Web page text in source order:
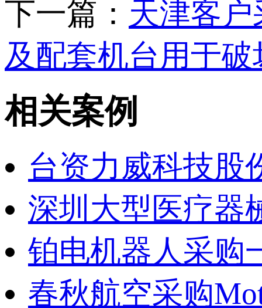
下一篇： 天津客
及配套机台用于
相关案例
台资力威科技股
深圳大型医疗器
铂电机器人采购
春秋航空采购